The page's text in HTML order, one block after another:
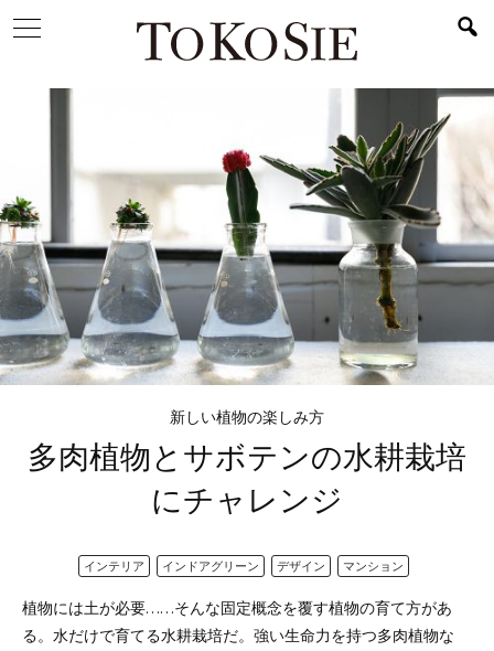
新しい植物の楽しみ方
多肉植物とサボテンの水耕栽培
にチャレンジ
インテリア インドアグリーン デザイン マンション
植物には土が必要……そんな固定概念を覆す植物の育て方があ
る。水だけで育てる水耕栽培だ。強い生命力を持つ多肉植物な